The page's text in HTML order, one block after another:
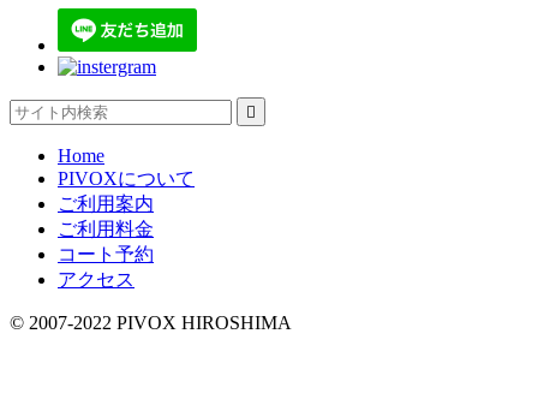

Home
PIVOXについて
ご利用案内
ご利用料金
コート予約
アクセス
© 2007-2022 PIVOX HIROSHIMA